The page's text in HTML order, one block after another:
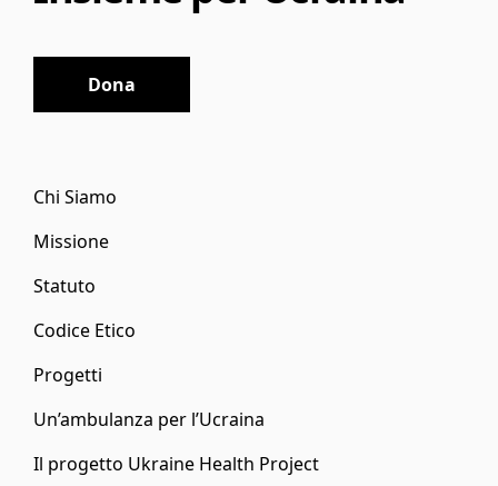
Dona
Chi Siamo
Missione
Statuto
Codice Etico
Progetti
Un’ambulanza per l’Ucraina
Il progetto Ukraine Health Project